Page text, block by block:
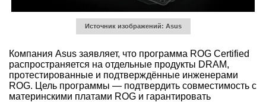
Источник изображений: Asus
Компания Asus заявляет, что программа ROG Certified
распространяется на отдельные продукты DRAM,
протестированные и подтверждённые инженерами
ROG. Цель программы — подтвердить совместимость с
материнскими платами ROG и гарантировать